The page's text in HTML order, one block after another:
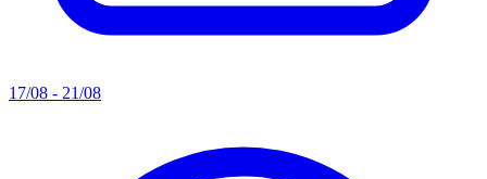
17/08 - 21/08